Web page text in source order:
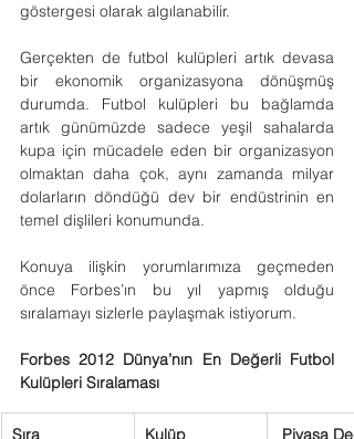
göstergesi olarak algılanabilir.
Gerçekten de futbol kulüpleri artık devasa
bir ekonomik organizasyona dönüşmüş
durumda. Futbol kulüpleri bu bağlamda
artık günümüzde sadece yeşil sahalarda
kupa için mücadele eden bir organizasyon
olmaktan daha çok, aynı zamanda milyar
dolarların döndüğü dev bir endüstrinin en
temel dişlileri konumunda.
Konuya ilişkin yorumlarımıza geçmeden
önce Forbes’ın bu yıl yapmış olduğu
sıralamayı sizlerle paylaşmak istiyorum.
Forbes 2012 Dünya’nın En Değerli Futbol
Kulüpleri Sıralaması
Sıra Kulüp
Piyasa